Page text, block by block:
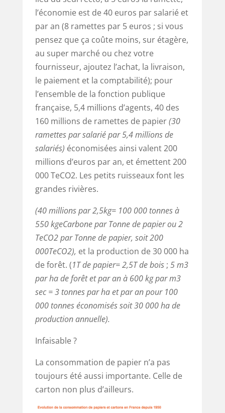
l’économie est de 40 euros par salarié et
par an (8 ramettes par 5 euros ; si vous
pensez que ça coûte moins, sur étagère,
au super marché ou chez votre
fournisseur, ajoutez l’achat, la livraison,
le paiement et la comptabilité); pour
l’ensemble de la fonction publique
française, 5,4 millions d’agents, 40 des
160 millions de ramettes de papier(30
ramettes par salarié par 5,4 millions de
salariés) économisées ainsi valent 200
millions d’euros par an, et émettent 200
000 TeCO2. Les petits ruisseaux font les
grandes rivières.
(40 millions par 2,5kg= 100 000 tonnes à
550 kgeCarbone par Tonne de papier ou 2
TeCO2 par Tonne de papier, soit 200
000TeCO2), et la production de 30 000 ha
de forêt. (1T de papier= 2,5T de bois ; 5 m3
par ha de forêt et par an à 600 kg par m3
sec = 3 tonnes par ha et par an pour 100
000 tonnes économisés soit 30 000 ha de
production annuelle).
Infaisable ?
La consommation de papier n’a pas
toujours été aussi importante. Celle de
carton non plus d’ailleurs.